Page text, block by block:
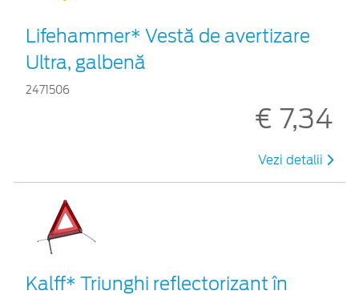
Lifehammer* Vestă de avertizare
Ultra, galbenă
2471506
€ 7,34
Vezi detalii
Kalff* Triunghi reflectorizant în